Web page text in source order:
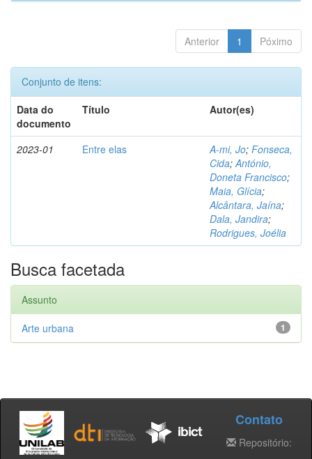
Anterior 1 Póximo
Conjunto de itens:
Data do
documento
Título Autor(es)
2023-01 Entre elas A-mi, Jo; Fonseca,
Cida;António,
Doneta Francisco;
Maia, Glícia;
Alcântara, Jaína;
Dala, Jandira;
Rodrigues, Joélia
Busca facetada
Assunto
1
Arte urbana
Contato
Repositório: